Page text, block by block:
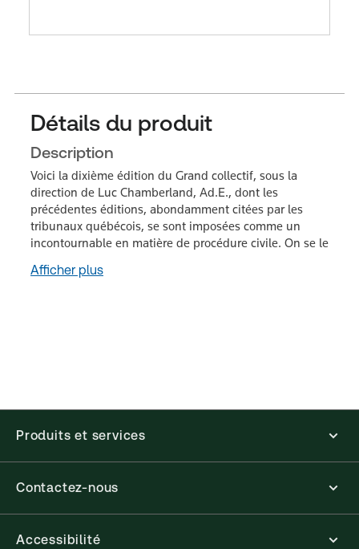
Détails du produit
Description
Voici la dixième édition du Grand collectif, sous la
direction de Luc Chamberland, Ad.E., dont les
précédentes éditions, abondamment citées par les
tribunaux québécois, se sont imposées comme un
incontournable en matière de procédure civile. On se le
Afficher plus
Produits et services
Contactez-nous
Accessibilité